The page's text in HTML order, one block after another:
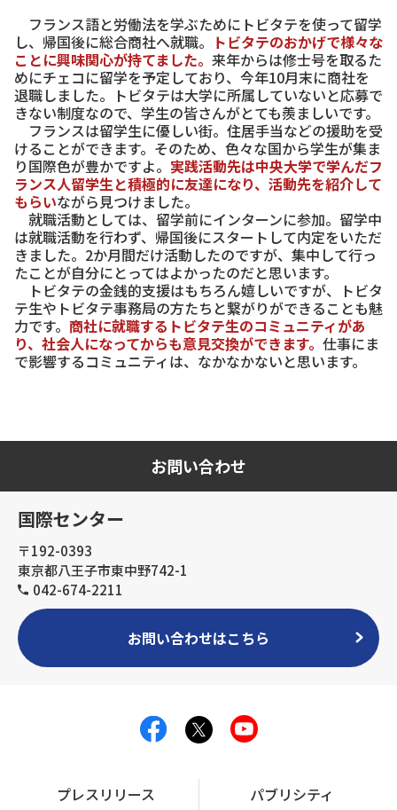
フランス語と労働法を学ぶためにトビタテを使って留学
し、帰国後に総合商社へ就職。 トビタテのおかげで様々な
ことに興味関心が持てました。 来年からは修士号を取るた
めにチェコに留学を予定しており、今年10月末に商社を
退職しました。トビタテは大学に所属していないと応募で
きない制度なので、学生の皆さんがとても羨ましいです。
フランスは留学生に優しい街。住居手当などの援助を受
けることができます。そのため、色々な国から学生が集ま
り国際色が豊かですよ。 実践活動先は中央大学で学んだフ
ランス人留学生と積極的に友達になり、活動先を紹介して
もらいながら見つけました。
就職活動としては、留学前にインターンに参加。留学中
は就職活動を行わず、帰国後にスタートして内定をいただ
きました。2か月間だけ活動したのですが、集中して行っ
たことが自分にとってはよかったのだと思います。
トビタテの金銭的支援はもちろん嬉しいですが、トビタ
テ生やトビタテ事務局の方たちと繋がりができることも魅
力です。 商社に就職するトビタテ生のコミュニティがあ
り、社会人になってからも意見交換ができます。 仕事にま
で影響するコミュニティは、なかなかないと思います。
お問い合わせ
国際センター
〒192-0393
東京都八王子市東中野742-1
042-674-2211
お問い合わせはこちら
プレスリリース パブリシティ